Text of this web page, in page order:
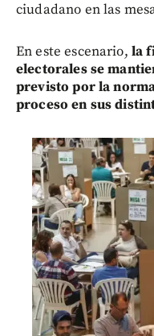
ciudadano en las
En este escenario, la
electorales se
previsto por la
proceso en sus